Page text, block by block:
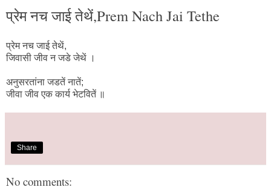
प्रेम नच जाई तेथें,Prem Nach Jai Tethe
प्रेम नच जाई तेथें,
जिवासी जीव न जडे जेथें ।
अनुसरतांना जडतें नातें;
जीवा जीव एक कार्य भेटवितें ॥
Share
No comments: